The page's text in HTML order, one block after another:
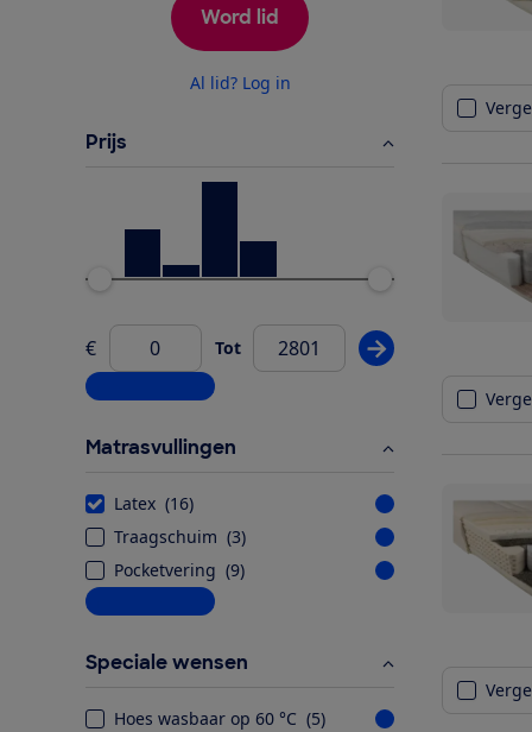
Word lid
Al lid? Log in
Prijs
€
Van Tot Pas prijsfilter
Meer informatie
Matrasvullingen
Latex (16)
Traagschuim (3)
Pocketvering (9)
Meer informatie
Speciale wensen
Hoes wasbaar op 60 °C (5)